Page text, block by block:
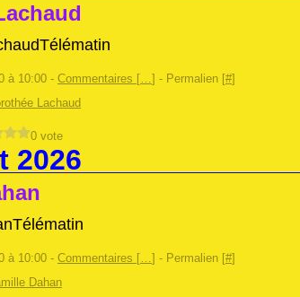
Télématin
à 10:00 - Commentaires […] - Permalien [#]
Lachaud
0 vote
2026
Télématin
à 10:00 - Commentaires […] - Permalien [#]
Dahan